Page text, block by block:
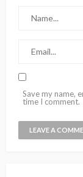
Save my name,
time I comment.